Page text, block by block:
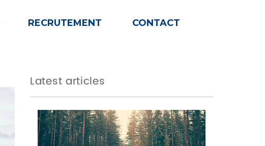
RECRUTEMENT CONTACT
Latest articles